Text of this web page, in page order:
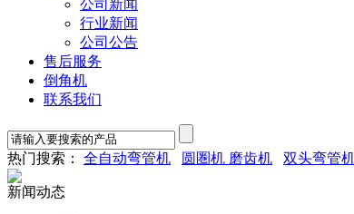
公司新闻
行业新闻
公司公告
售后服务
倒角机
联系我们
热门搜索： 全自动弯管机 圆圏机 磨齿机 双头弯管
新闻动态